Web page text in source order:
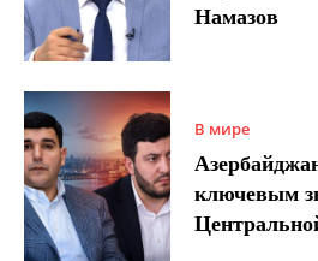
Намазов
В мире
ключевым